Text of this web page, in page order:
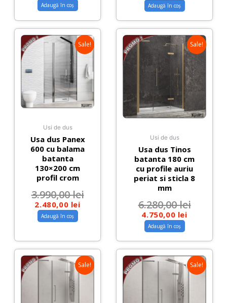
Adaugă în coș Adaugă în coș
Sale!
Usi de dus
Usa dus Panex
600 cu balama
batanta
130×200 cm
profil crom
3.990,00lei
2.480,00 lei
Adaugă în coș
Sale!
Usi de dus
Usa dus Tinos
batanta 180 cm
cu profile auriu
periat si sticla 8
mm
6.280,00lei
4.750,00 lei
Adaugă în coș
Sale! Sale!